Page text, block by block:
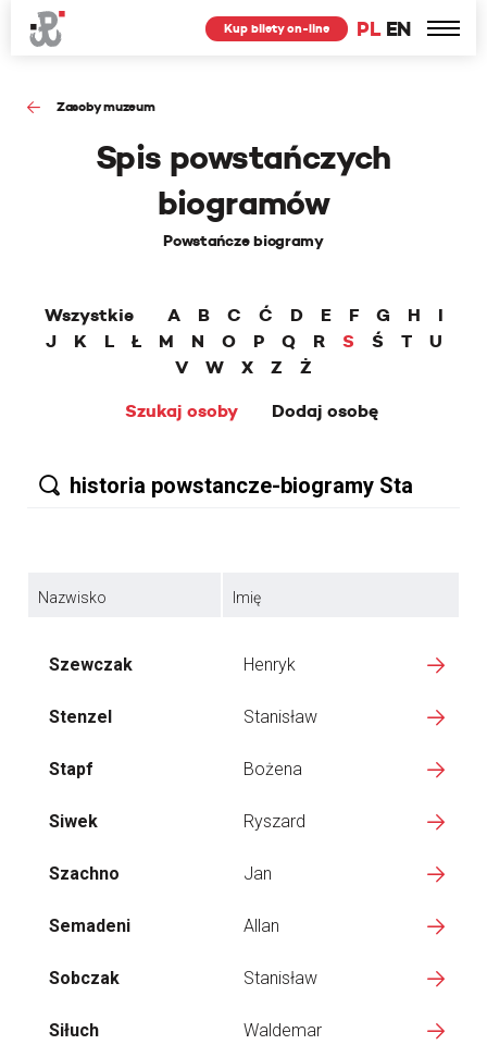
PL EN
Kup bilety on-line
Zasoby muzeum
Spis powstańczych
biogramów
Powstańcze biogramy
Wszystkie A B C Ć D E F G H
I
J
K L Ł M N O P Q R S Ś T
U
V
W X Z
Ż
Szukaj osoby
Dodaj osobę
Nazwisko Imię
Szewczak Henryk
Stenzel Stanisław
Stapf Bożena
Siwek Ryszard
Szachno Jan
Semadeni Allan
Sobczak Stanisław
Siłuch Waldemar